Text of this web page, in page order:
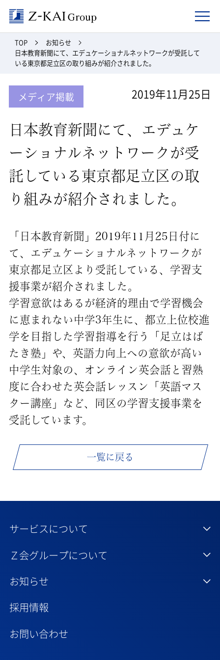
TOP
お知らせ
日本教育新聞にて、エデュケーショナルネットワークが受託して
いる東京都足立区の取り組みが紹介されました。
メディア掲載 2019年11月25日
日本教育新聞にて、エデュケ
ーショナルネットワークが受
託している東京都足立区の取
り組みが紹介されました。
「日本教育新聞」2019年11月25日付に
て、エデュケーショナルネットワークが
東京都足立区より受託している、学習支
援事業が紹介されました。
学習意欲はあるが経済的理由で学習機会
に恵まれない中学3年生に、都立上位校進
学を目指した学習指導を行う「足立はば
たき塾」や、英語力向上への意欲が高い
中学生対象の、オンライン英会話と習熟
度に合わせた英会話レッスン「英語マス
ター講座」など、同区の学習支援事業を
受託しています。
一覧に戻る
サービスについて
Ｚ会グループについて
お知らせ
採用情報
お問い合わせ